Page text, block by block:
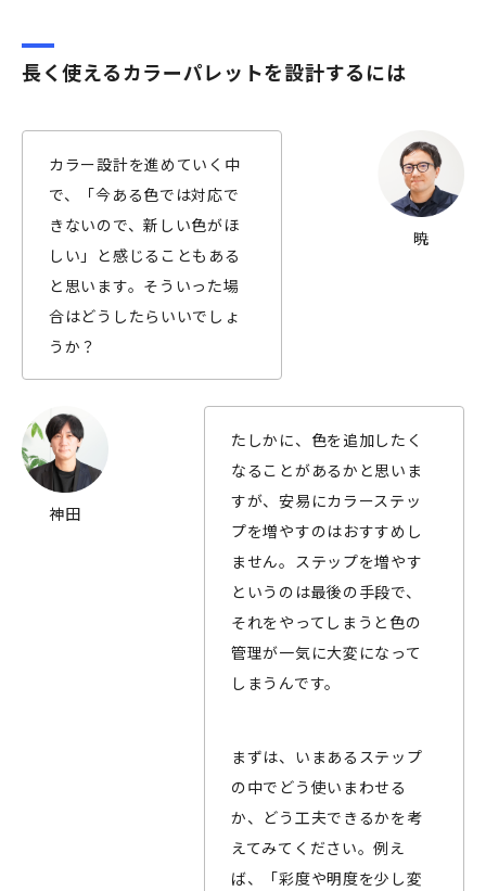
長く使えるカラーパレットを設計するには
暁
カラー設計を進めていく中
で、「今ある色では対応で
きないので、新しい色がほ
しい」と感じることもある
と思います。そういった場
合はどうしたらいいでしょ
うか？
神田
たしかに、色を追加したく
なることがあるかと思いま
すが、安易にカラーステッ
プを増やすのはおすすめし
ません。ステップを増やす
というのは最後の手段で、
それをやってしまうと色の
管理が一気に大変になって
しまうんです。
まずは、いまあるステップ
の中でどう使いまわせる
か、どう工夫できるかを考
えてみてください。例え
ば、「彩度や明度を少し変